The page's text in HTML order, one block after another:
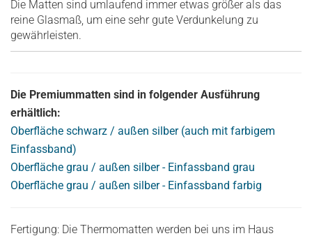
Die Matten sind umlaufend immer etwas größer als das
reine Glasmaß, um eine sehr gute Verdunkelung zu
gewährleisten.
Die Premiummatten sind in folgender Ausführung
erhältlich:
Oberfläche schwarz / außen silber (auch mit farbigem
Einfassband)
Oberfläche grau / außen silber - Einfassband grau
Oberfläche grau / außen silber - Einfassband farbig
Fertigung: Die Thermomatten werden bei uns im Haus